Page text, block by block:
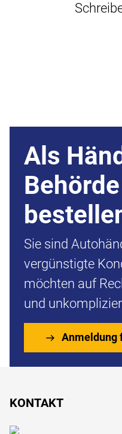
Als
Sie sind
vergünstigte
möchten auf
und
Anmeldung
KONTAKT